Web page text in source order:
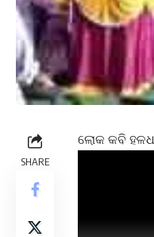
SHARE
ଲୋକ କବି